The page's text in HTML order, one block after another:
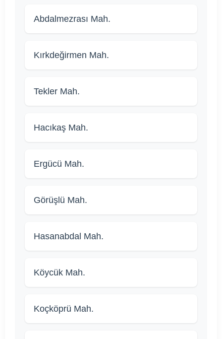
Abdalmezrası Mah.
Kırkdeğirmen Mah.
Tekler Mah.
Hacıkaş Mah.
Ergücü Mah.
Görüşlü Mah.
Hasanabdal Mah.
Köycük Mah.
Koçköprü Mah.